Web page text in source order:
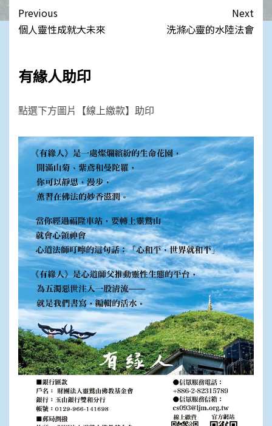
Post
navigation
Previous
個人靈性成就大未來
Next
洗滌心靈的水陸法會
有緣人助印
點選下方圖片【線上繳款】助印